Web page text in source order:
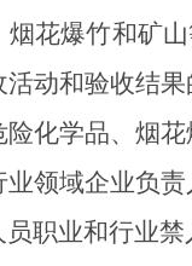
烟花爆竹和矿
动和验收结
化学品、烟
业领域企业负
职业和行业禁